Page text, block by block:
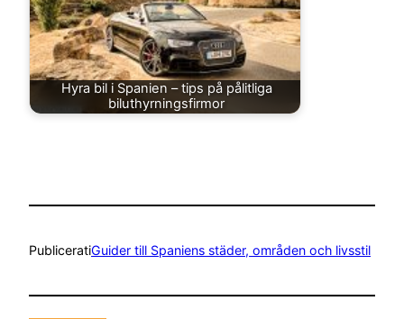
Hyra bil i Spanien – tips på pålitliga
biluthyrningsfirmor
PubliceratiGuider till Spaniens städer, områden och livsstil